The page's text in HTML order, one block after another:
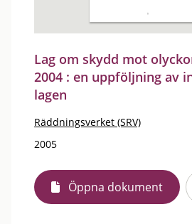
Lag om skydd mot
2004 : en uppföljning av
lagen
Räddningsverket (SRV)
2005
Öppna dokument